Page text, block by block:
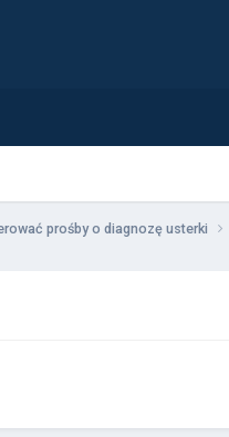
prośby o diagnozę usterki